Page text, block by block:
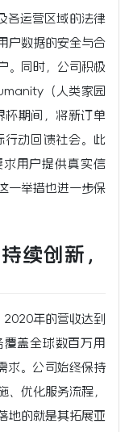
各运营区域的法律
户数据的安全与合
。同时，公司积极
（人类家园
杯期间，将新订单
行动回馈社会。此
用户提供真实信
一举措也进一步保
续创新，
年的营收达到
盖全球数百万用
求。公司始终保持
、优化服务流程，
地的就是其拓展亚